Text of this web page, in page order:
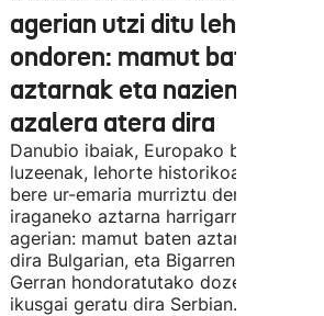
agerian utzi ditu
ondoren: mamut baten
aztarnak eta nazien
azalera atera dira
Danubio ibaiak, Europako bigarren
luzeenak, lehorte historikoa bizi du,
bere ur-emaria murriztu denez,
iraganeko aztarna harrigarriak utzi
agerian: mamut baten aztarnak
dira Bulgarian, eta Bigarren Mundu
Gerran hondoratutako dozenaka
ikusgai geratu dira Serbian.